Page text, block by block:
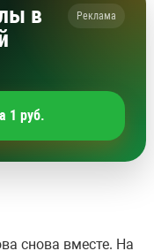
в
Реклама
1 руб.
снова вместе. На